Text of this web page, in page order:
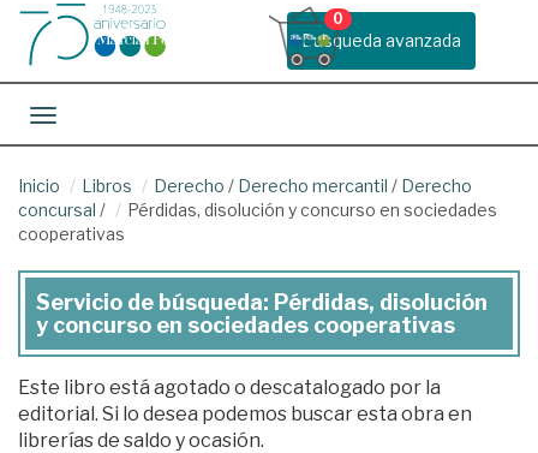
Busqueda avanzada
0
Toggle navigation
Inicio Libros Derecho / Derecho mercantil / Derecho
concursal /
Pérdidas, disolución y concurso en sociedades
cooperativas
Servicio de búsqueda: Pérdidas, disolución
y concurso en sociedades cooperativas
Este libro está agotado o descatalogado por la
editorial. Si lo desea podemos buscar esta obra en
librerías de saldo y ocasión.